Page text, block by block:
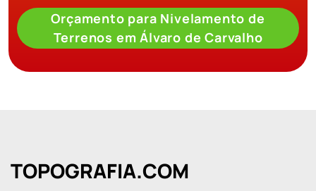
Orçamento para Nivelamento de
Terrenos em Álvaro de Carvalho
TOPOGRAFIA.COM